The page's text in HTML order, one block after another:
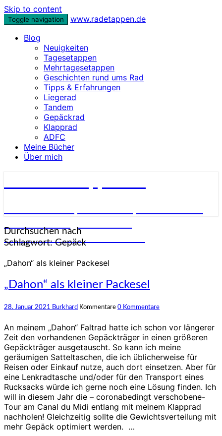
Skip to content
Toggle navigation
www.radetappen.de
Blog
Neuigkeiten
Tagesetappen
Mehrtagesetappen
Geschichten rund ums Rad
Tipps & Erfahrungen
Liegerad
Tandem
Gepäckrad
Klapprad
ADFC
Meine Bücher
Über mich
unterschiedlichsten Rädern
Durchsuchen nach
Schlagwort:Gepäck
„Dahon“ als kleiner Packesel
„Dahon“ als kleiner Packesel
28. Januar 2021 Burkhard Kommentare 0 Kommentare
An meinem „Dahon“ Faltrad hatte ich schon vor längerer
Zeit den vorhandenen Gepäckträger in einen größeren
Gepäckträger ausgetauscht. So kann ich meine
geräumigen Satteltaschen, die ich üblicherweise für
Reisen oder Einkauf nutze, auch dort einsetzen. Aber für
eine Lenkradtasche und/oder für den Transport eines
Rucksacks würde ich gerne noch eine Lösung finden. Ich
will in diesem Jahr die – coronabedingt verschobene-
Tour am Canal du Midi entlang mit meinem Klapprad
nachholen! Gleichzeitig sollte die Gewichtsverteilung mit
mehr Gepäck optimiert werden. …